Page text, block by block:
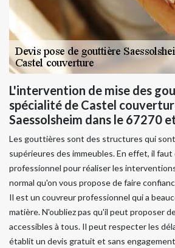
L'intervention de mise des
spécialité de Castel
Saessolsheim dans le 67270
Les gouttières sont des structures qui
supérieures des immeubles. En effet, il faut
professionnel pour réaliser les
normal qu'on vous propose de faire
Il est un couvreur professionnel qui a
matière. N'oubliez pas qu'il peut proposer
accessibles à tous. Il peut respecter les
établit un devis gratuit et sans